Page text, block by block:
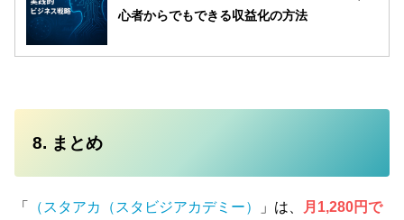
心者からでもできる収益化の方法
8. まとめ
「 （スタアカ（スタビジアカデミー） 」は、
月1,280円で